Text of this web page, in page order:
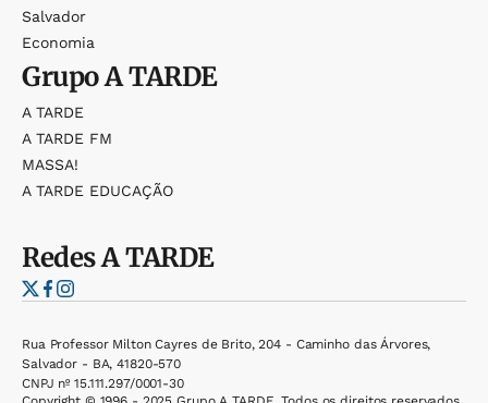
Salvador
Economia
GrupoA TARDE
A TARDE
A TARDE FM
MASSA!
A TARDE EDUCAÇÃO
RedesA TARDE
Rua Professor Milton Cayres de Brito, 204 - Caminho das Árvores,
Salvador - BA, 41820-570
CNPJ nº 15.111.297/0001-30